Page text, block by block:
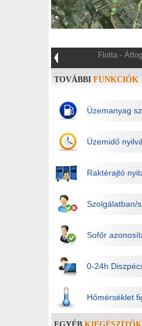
Flotta -
TOVÁBBIFUNKCIÓK
Üzemanyag
Üzemidő
Raktérajtó
Szolgálatban/
Sofőr
0-24h
Hőmérséklet